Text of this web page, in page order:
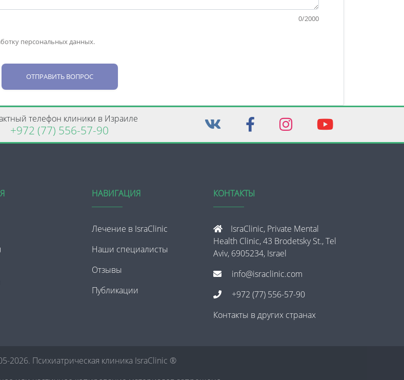
0/2000
персональных данных.
ОТПРАВИТЬ ВОПРОС
телефон клиники в Израиле
+972 (77) 556-57-90
НАВИГАЦИЯ
Лечение в IsraClinic
Наши специалисты
Отзывы
Публикации
КОНТАКТЫ
IsraClinic, Private Mental
Health Clinic, 43 Brodetsky St., Tel
Aviv, 6905234, Israel
info@israclinic.com
+972 (77) 556-57-90
Контакты в других странах
2026. Психиатрическая клиника IsraClinic ®